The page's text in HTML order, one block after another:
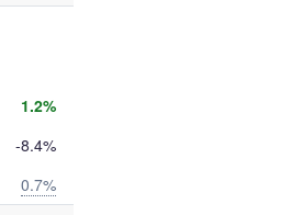
1.2%
-8.4%
0.7%